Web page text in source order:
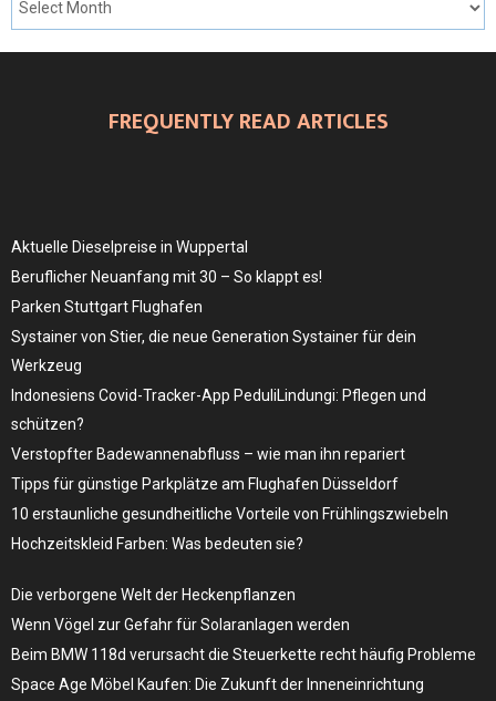
FREQUENTLY READ ARTICLES
Aktuelle Dieselpreise in Wuppertal
Beruflicher Neuanfang mit 30 – So klappt es!
Parken Stuttgart Flughafen
Systainer von Stier, die neue Generation Systainer für dein
Werkzeug
Indonesiens Covid-Tracker-App PeduliLindungi: Pflegen und
schützen?
Verstopfter Badewannenabfluss – wie man ihn repariert
Tipps für günstige Parkplätze am Flughafen Düsseldorf
10 erstaunliche gesundheitliche Vorteile von Frühlingszwiebeln
Hochzeitskleid Farben: Was bedeuten sie?
Die verborgene Welt der Heckenpflanzen
Wenn Vögel zur Gefahr für Solaranlagen werden
Beim BMW 118d verursacht die Steuerkette recht häufig Probleme
Space Age Möbel Kaufen: Die Zukunft der Inneneinrichtung